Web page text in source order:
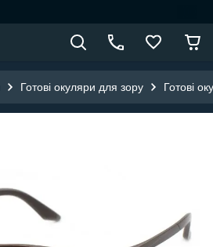
Готові окуляри для зору Готові